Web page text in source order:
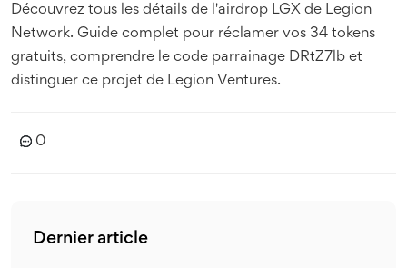
Découvrez tous les détails de l'airdrop LGX de Legion
Network. Guide complet pour réclamer vos 34 tokens
gratuits, comprendre le code parrainage DRtZ7lb et
distinguer ce projet de Legion Ventures.
0
Dernier article